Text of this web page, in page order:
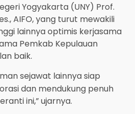
Yogyakarta (UNY) Prof.
AIFO, yang turut mewakili
lainnya optimis kerjasama
Pemkab Kepulauan
baik.
sejawat lainnya siap
dan mendukung penuh
ini,” ujarnya.